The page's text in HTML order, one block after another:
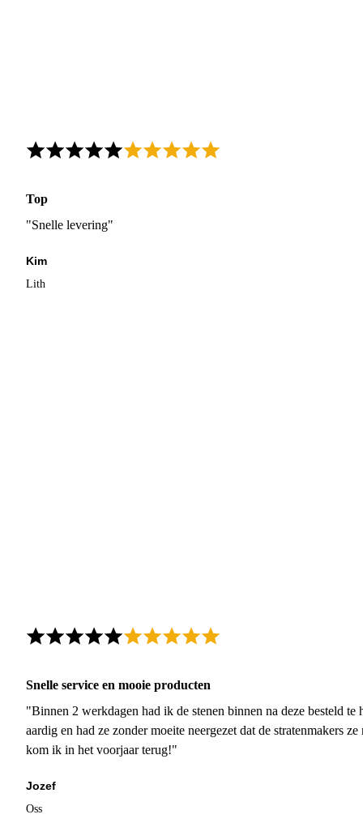
Top
"Snelle levering"
Kim
Lith
Snelle service en mooie producten
"Binnen 2 werkdagen had ik de stenen binnen na deze besteld
aardig en had ze zonder moeite neergezet dat de stratenmakers
kom ik in het voorjaar terug!"
Jozef
Oss